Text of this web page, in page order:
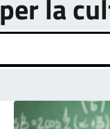
la